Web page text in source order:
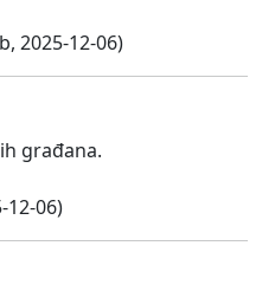
2025-12-06)
građana.
12-06)